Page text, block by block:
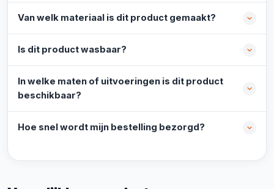
Van welk materiaal is dit product gemaakt?
Is dit product wasbaar?
In welke maten of uitvoeringen is dit product
beschikbaar?
Hoe snel wordt mijn bestelling bezorgd?